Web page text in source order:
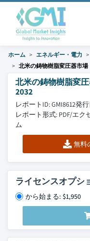
ホーム エネルギー・電力
北米の鋳物樹脂変圧器市場
北米の鋳物樹脂変
2032
レポートID: GMI8612発行
レポート形式: PDF/エ
ム
無料
ライセンスオプシ
から始まる: $1,950